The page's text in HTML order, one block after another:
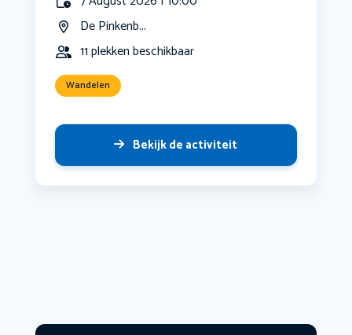
De Pinkenb...
11 plekken beschikbaar
Wandelen
Bekijk de activiteit